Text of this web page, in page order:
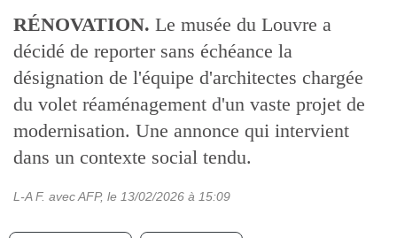
RÉNOVATION. Le musée du Louvre a
décidé de reporter sans échéance la
désignation de l'équipe d'architectes chargée
du volet réaménagement d'un vaste projet de
modernisation. Une annonce qui intervient
dans un contexte social tendu.
L-A F. avec AFP, le 13/02/2026 à 15:09